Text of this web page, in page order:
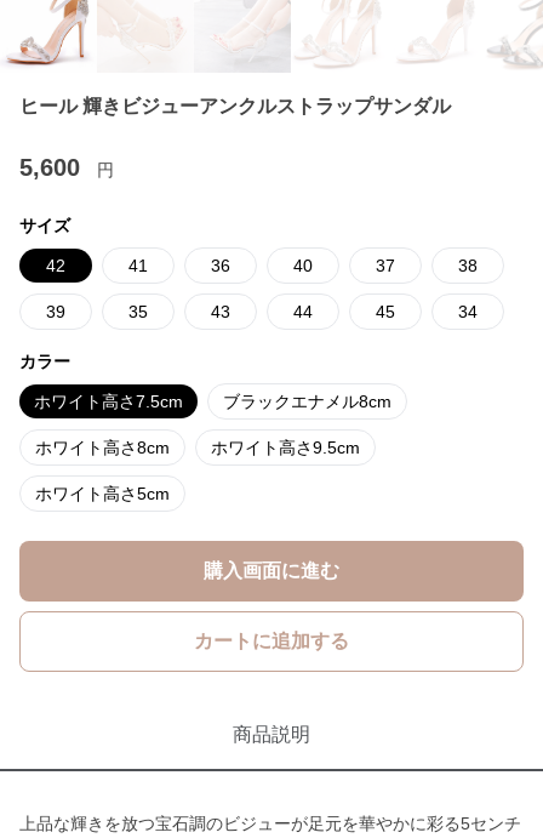
ヒール 輝きビジューアンクルストラップサンダル
5,600 円
サイズ
42 41 36 40 37 38
39 35 43 44 45 34
カラー
ホワイト高さ7.5cm ブラックエナメル8cm
ホワイト高さ8cm ホワイト高さ9.5cm
ホワイト高さ5cm
購入画面に進む
カートに追加する
商品説明
上品な輝きを放つ宝石調のビジューが足元を華やかに彩る5センチ